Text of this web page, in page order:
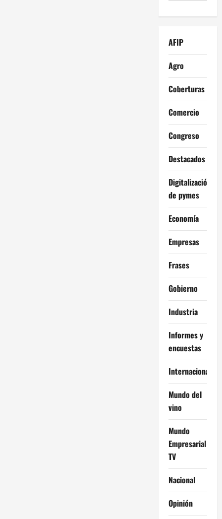
AFIP
Agro
Coberturas
Comercio
Congreso
Destacados
Digitalización
de pymes
Economía
Empresas
Frases
Gobierno
Industria
Informes y
encuestas
Internacional
Mundo del
vino
Mundo
Empresarial
TV
Nacional
Opinión